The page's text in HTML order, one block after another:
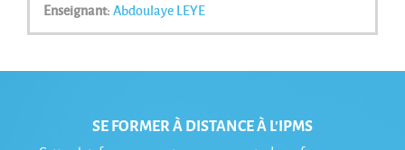
Enseignant: Abdoulaye LEYE
SE FORMER À DISTANCE À L'IPMS